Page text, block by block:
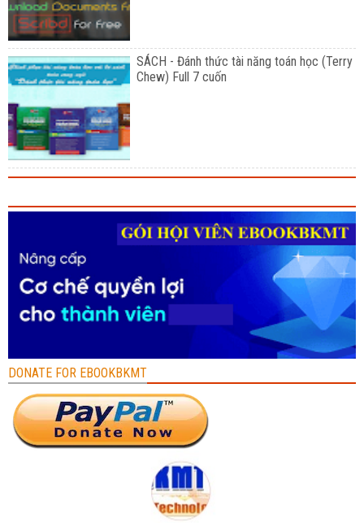
SÁCH - Đánh thức tài năng toán học (Terry
Chew) Full 7 cuốn
DONATE FOR EBOOKBKMT